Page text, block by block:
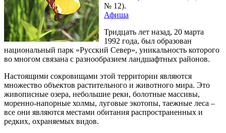
№ 12).
Афиша
Тридцать лет назад, 20 марта
1992 года, был образован
национальный парк «Русский Север», уникальность которого
во многом связана с разнообразием ландшафтных районов.
Настоящими сокровищами этой территории являются
множество объектов растительного и животного мира. Это
живописные озера, небольшие реки, болотные массивы,
моренно-напорные холмы, луговые экотопы, таежные леса –
все они являются местами обитания распространенных и
редких, охраняемых видов.